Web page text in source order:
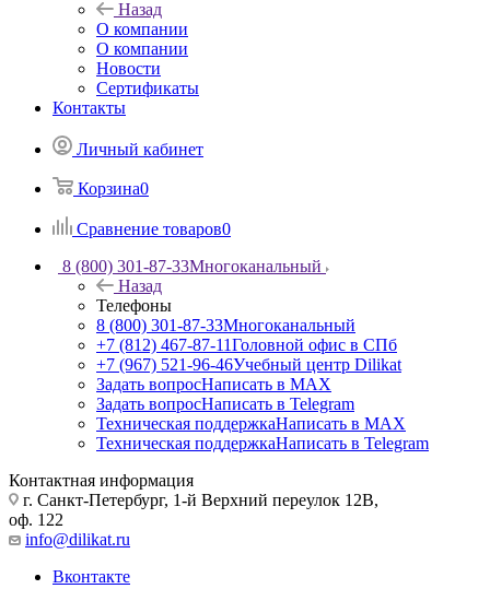
Назад
О компании
О компании
Новости
Сертификаты
Контакты
Личный кабинет
Корзина0
Сравнение товаров0
8 (800) 301-87-33Многоканальный
Назад
Телефоны
8 (800) 301-87-33Многоканальный
+7 (812) 467-87-11Головной офис в СПб
+7 (967) 521-96-46Учебный центр Dilikat
Задать вопросНаписать в MAX
Задать вопросНаписать в Telegram
Техническая поддержкаНаписать в MAX
Техническая поддержкаНаписать в Telegram
Контактная информация
г. Санкт-Петербург, 1-й Верхний переулок 12В,
оф. 122
info@dilikat.ru
Вконтакте